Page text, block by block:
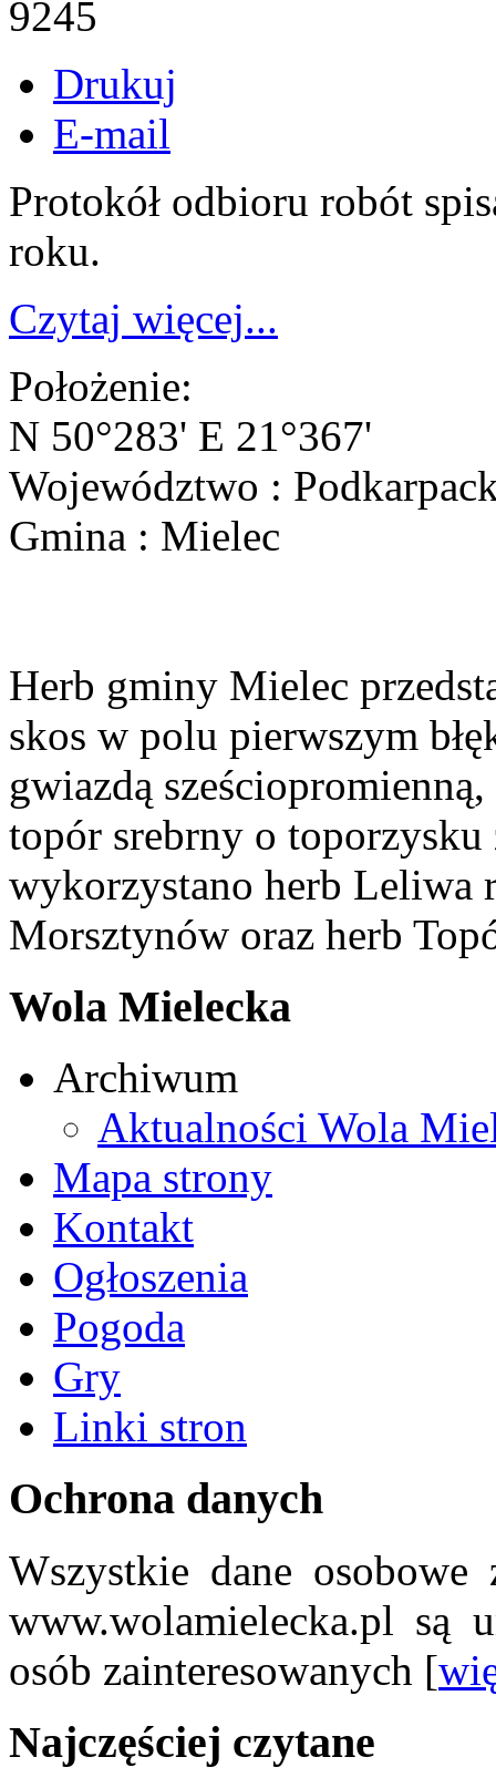
9245
Drukuj
E-mail
Protokół odbioru robót
roku.
Czytaj więcej...
Położenie:
N 50°283' E 21°367'
Województwo :
Gmina : Mielec
Herb gminy Mielec
skos w polu pierwszym
gwiazdą
topór srebrny o
wykorzystano herb Leliwa
Morsztynów oraz herb
Wola Mielecka
Archiwum
Aktualności Wola
Mapa strony
Kontakt
Ogłoszenia
Pogoda
Gry
Linki stron
Ochrona danych
Wszystkie dane osobowe
www.wolamielecka.pl są
osób zainteresowanych [
Najczęściej czytane